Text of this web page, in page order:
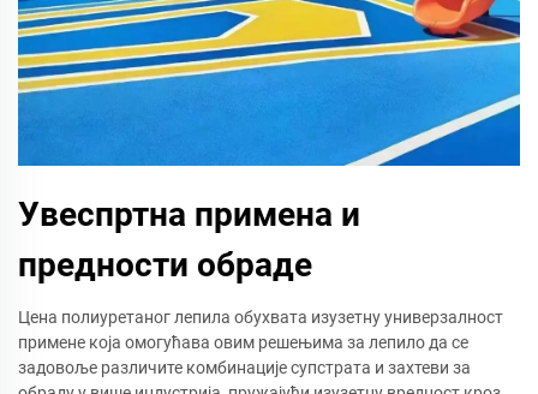
Увеспртна примена и
предности обраде
Цена полиуретаног лепила обухвата изузетну универзалност
примене која омогућава овим решењима за лепило да се
задовоље различите комбинације супстрата и захтеви за